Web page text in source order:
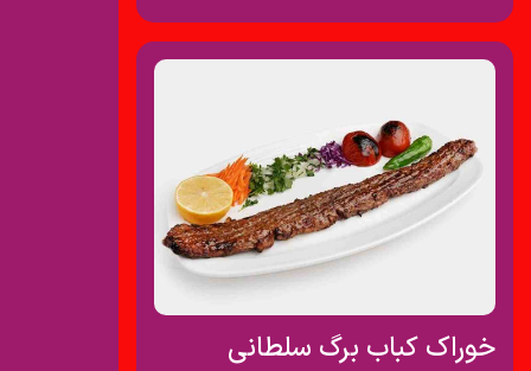
خوراک کباب برگ سلطانی